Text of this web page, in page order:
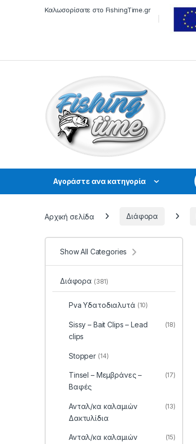
Καλωσορίσατε στο FishingTime.gr
Αγοράστε ανα κατηγορία
Αρχική σελίδα Διάφορα
Show All Categories
Διάφορα (381)
Pva Υδατοδιαλυτά (10)
Sissy – Bait Clips – Lead
clips
(18)
Stopper (14)
Tinsel – Μεμβράνες –
Βαφές
(17)
Ανταλ/κα καλαμιών
Δακτυλίδια
(13)
Ανταλ/κα καλαμιών
(15)